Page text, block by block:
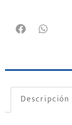
Descripción